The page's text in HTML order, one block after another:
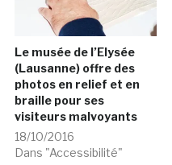
Le musée de l’Elysée
(Lausanne) offre des
photos en relief et en
braille pour ses
visiteurs malvoyants
18/10/2016
Dans "Accessibilité"